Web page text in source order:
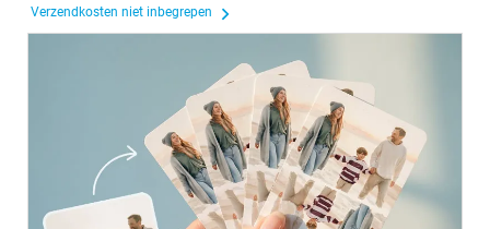
Verzendkosten niet inbegrepen